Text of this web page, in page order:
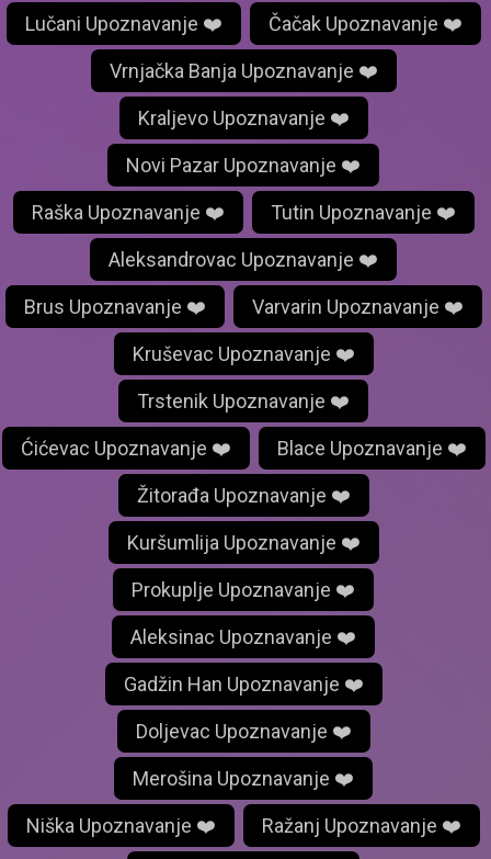
Lučani Upoznavanje ❤️ Čačak Upoznavanje ❤️
Vrnjačka Banja Upoznavanje ❤️
Kraljevo Upoznavanje ❤️
Novi Pazar Upoznavanje ❤️
Raška Upoznavanje ❤️ Tutin Upoznavanje ❤️
Aleksandrovac Upoznavanje ❤️
Brus Upoznavanje ❤️ Varvarin Upoznavanje ❤️
Kruševac Upoznavanje ❤️
Trstenik Upoznavanje ❤️
Ćićevac Upoznavanje ❤️ Blace Upoznavanje ❤️
Žitorađa Upoznavanje ❤️
Kuršumlija Upoznavanje ❤️
Prokuplje Upoznavanje ❤️
Aleksinac Upoznavanje ❤️
Gadžin Han Upoznavanje ❤️
Doljevac Upoznavanje ❤️
Merošina Upoznavanje ❤️
Niška Upoznavanje ❤️ Ražanj Upoznavanje ❤️